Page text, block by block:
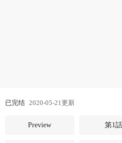
已完结 2020-05-21更新
Preview 第1話